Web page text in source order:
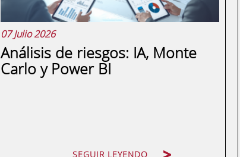
07 Julio 2026
Análisis de riesgos: IA, Monte
Carlo y Power BI
SEGUIR LEYENDO